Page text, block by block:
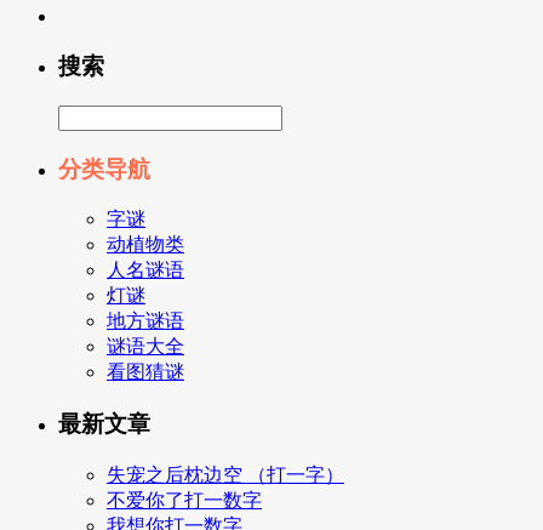
搜索
分类导航
字谜
动植物类
人名谜语
灯谜
地方谜语
谜语大全
看图猜谜
最新文章
失宠之后枕边空 （打一字）
不爱你了打一数字
我想你打一数字